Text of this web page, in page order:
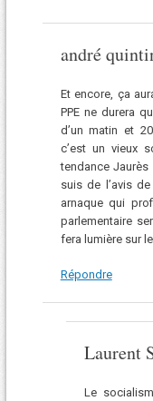
andré
Et encore, ça
PPE ne durera
d’un matin et
c’est un vieux
tendance Jaurès
suis de l’avis
arnaque qui
parlementaire
fera lumière sur
Répondre
Laurent
Le